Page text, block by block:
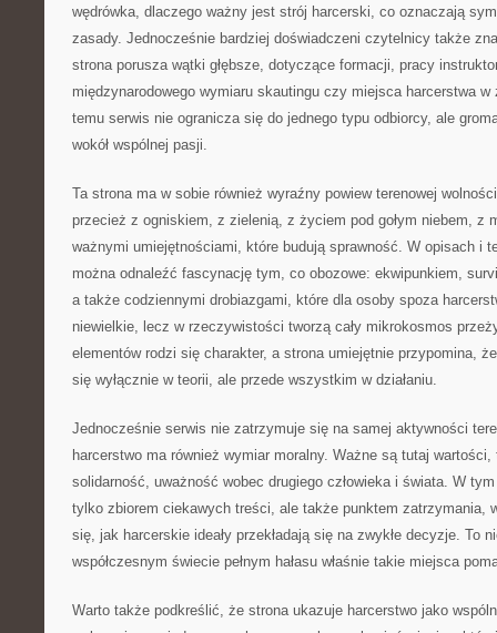
wędrówka, dlaczego ważny jest strój harcerski, co oznaczają
zasady. Jednocześnie bardziej doświadczeni czytelnicy także
strona porusza wątki głębsze, dotyczące formacji, pracy
międzynarodowego wymiaru skautingu czy miejsca harcerstwa
temu serwis nie ogranicza się do jednego typu odbiorcy, ale
wokół wspólnej pasji.
Ta strona ma w sobie również wyraźny powiew terenowej
przecież z ogniskiem, z zielenią, z życiem pod gołym niebem, z
ważnymi umiejętnościami, które budują sprawność. W opisach i
można odnaleźć fascynację tym, co obozowe: ekwipunkiem,
a także codziennymi drobiazgami, które dla osoby spoza
niewielkie, lecz w rzeczywistości tworzą cały mikrokosmos
elementów rodzi się charakter, a strona umiejętnie przypomina,
się wyłącznie w teorii, ale przede wszystkim w działaniu.
Jednocześnie serwis nie zatrzymuje się na samej aktywności
harcerstwo ma również wymiar moralny. Ważne są tutaj
solidarność, uważność wobec drugiego człowieka i świata. W
tylko zbiorem ciekawych treści, ale także punktem zatrzymania,
się, jak harcerskie ideały przekładają się na zwykłe decyzje. To
współczesnym świecie pełnym hałasu właśnie takie miejsca
Warto także podkreślić, że strona ukazuje harcerstwo jako